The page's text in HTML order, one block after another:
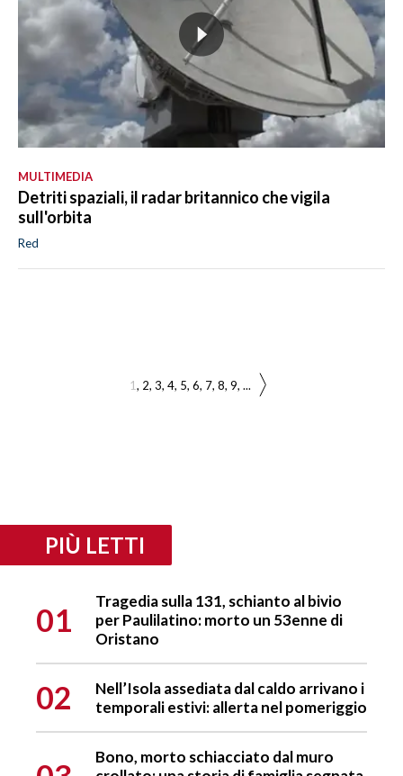
MULTIMEDIA
Detriti spaziali, il radar britannico che vigila
sull'orbita
Red
1 2 3 4 5 6 7 8 9 ...
PIÙ LETTI
01
Tragedia sulla 131, schianto al bivio
per Paulilatino: morto un 53enne di
Oristano
02
Nell’Isola assediata dal caldo arrivano i
temporali estivi: allerta nel pomeriggio
Bono, morto schiacciato dal muro